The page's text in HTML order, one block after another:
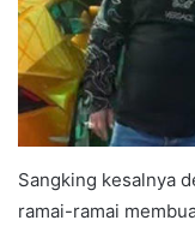
Sangking kesalnya
ramai-ramai